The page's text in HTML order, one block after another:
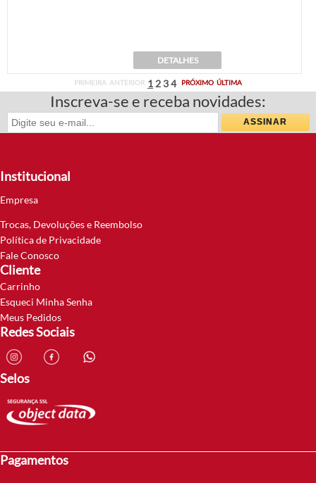
DETALHES
PRIMEIRA ANTERIOR 1 2 34 PRÓXIMO ÚLTIMA
Inscreva-se e receba novidades:
Institucional
Empresa
Trocas, Devoluções e Reembolso
Política de Privacidade
Fale Conosco
Cliente
Carrinho
Esqueci Minha Senha
Meus Pedidos
Redes Sociais
Selos
Pagamentos